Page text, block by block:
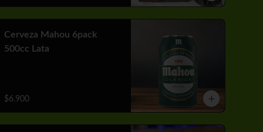
Cerveza Mahou 6pack
500cc Lata
$6.900